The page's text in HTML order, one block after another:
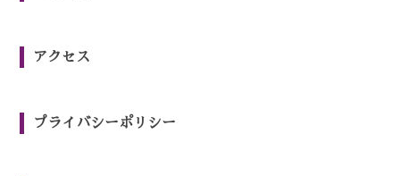
アクセス
プライバシーポリシー